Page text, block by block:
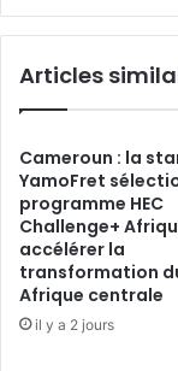
a
une
des
territoires
inexplorés ?
Articles
Cameroun : la
YamoFret
programme HEC
Challenge+
accélérer la
transformation
Afrique centrale
il y a 2 jours